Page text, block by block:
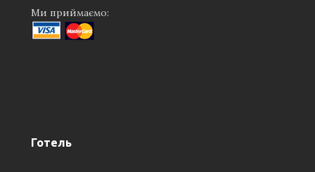
Ми приймаємо:
Готель